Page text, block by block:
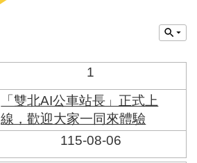
1
「雙北AI公車站長」正式上
線，歡迎大家一同來體驗
115-08-06